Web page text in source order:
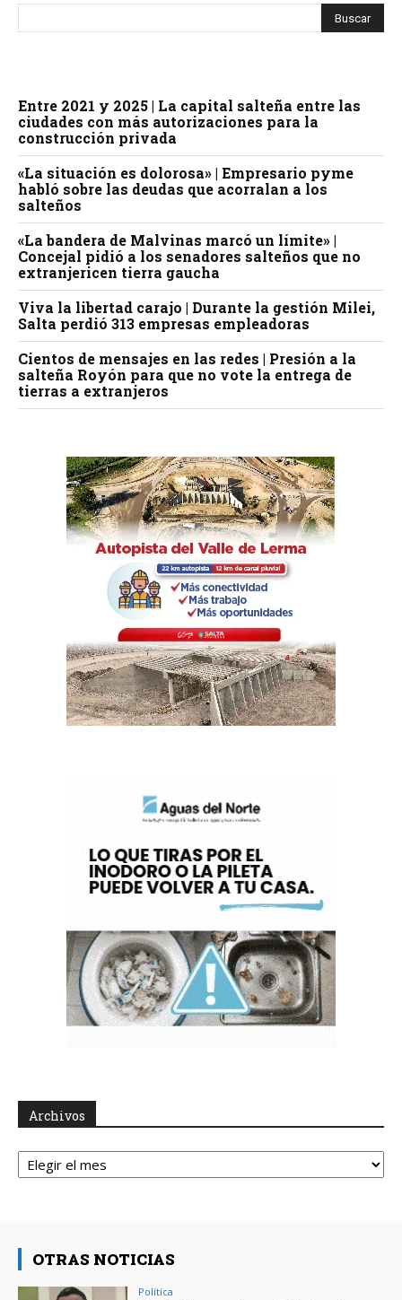
Entre 2021 y 2025 | La capital salteña entre las
ciudades con más autorizaciones para la
construcción privada
«La situación es dolorosa» | Empresario pyme
habló sobre las deudas que acorralan a los
salteños
«La bandera de Malvinas marcó un límite» |
Concejal pidió a los senadores salteños que no
extranjericen tierra gaucha
Viva la libertad carajo | Durante la gestión Milei,
Salta perdió 313 empresas empleadoras
Cientos de mensajes en las redes | Presión a la
salteña Royón para que no vote la entrega de
tierras a extranjeros
Archivos
Archivos
OTRAS NOTICIAS
Política